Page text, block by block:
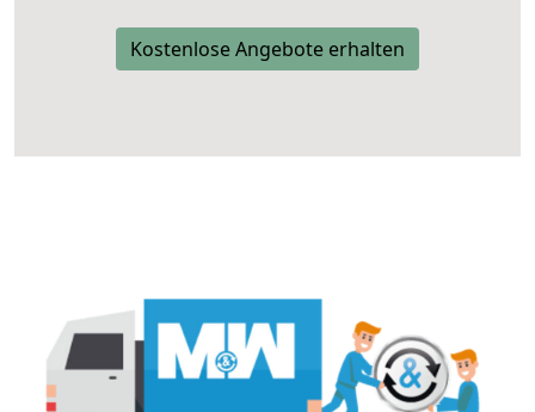
Kostenlose Angebote erhalten